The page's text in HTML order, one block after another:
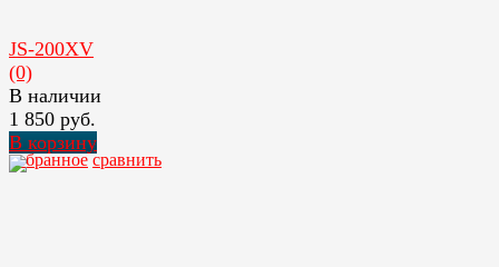
избранное сравнить
JS-200XV
(0)
В наличии
1 850 руб.
В корзину